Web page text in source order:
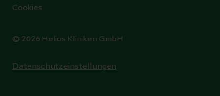
© 2026 Helios Kliniken GmbH
Cookies
Datenschutzeinstellungen